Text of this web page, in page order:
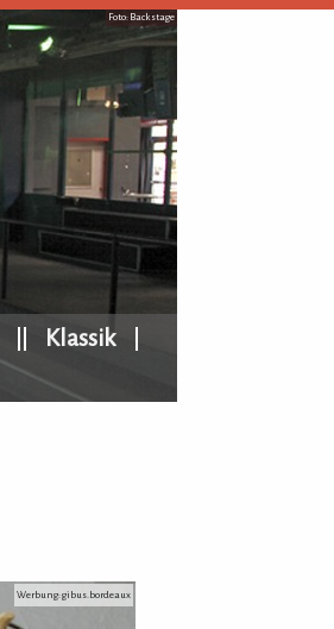
Foto: Backstage
Klassik
Werbung: gibus.bordeaux